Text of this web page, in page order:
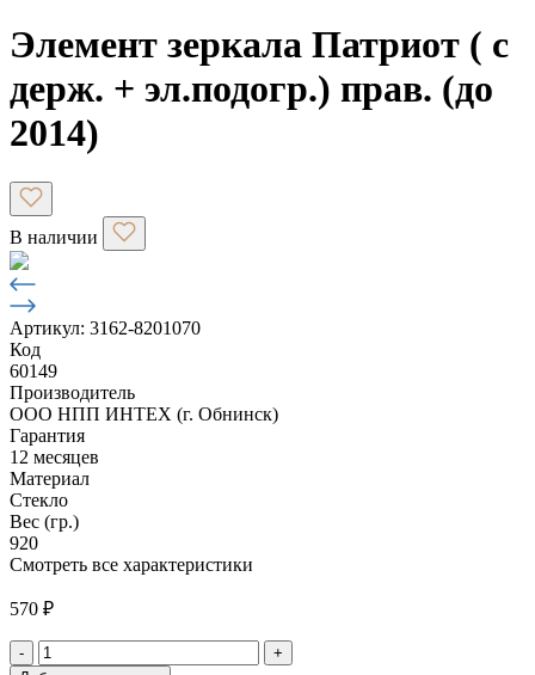
Элемент зеркала Патриот ( с
держ. + эл.подогр.) прав. (до
2014)
В наличии
Артикул: 3162-8201070
Код
60149
Производитель
ООО НПП ИНТЕХ (г. Обнинск)
Гарантия
12 месяцев
Материал
Стекло
Вес (гр.)
920
Смотреть все характеристики
570 ₽
- +